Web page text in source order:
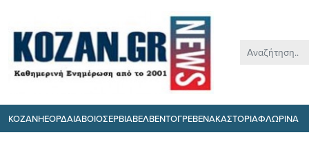
ΚΟΖΑΝΗΕΟΡΔΑΙΑΒΟΙΟΣΕΡΒΙΑΒΕΛΒΕΝΤΟΓΡΕΒΕΝΑΚΑΣΤΟΡΙΑΦΛΩΡΙΝΑ